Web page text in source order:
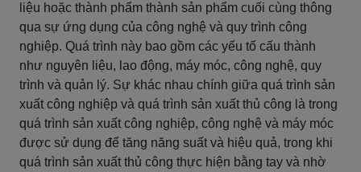
liệu hoặc thành phẩm thành sản phẩm cuối cùng thông
qua sự ứng dụng của công nghệ và quy trình công
nghiệp. Quá trình này bao gồm các yếu tố cấu thành
như nguyên liệu, lao động, máy móc, công nghệ, quy
trình và quản lý. Sự khác nhau chính giữa quá trình sản
xuất công nghiệp và quá trình sản xuất thủ công là trong
quá trình sản xuất công nghiệp, công nghệ và máy móc
được sử dụng để tăng năng suất và hiệu quả, trong khi
quá trình sản xuất thủ công thực hiện bằng tay và nhờ